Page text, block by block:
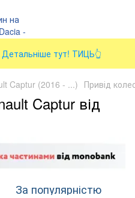
тут! ТИЦЬ👆
Captur (2016 - ...) Привід
Captur від
За популярністю